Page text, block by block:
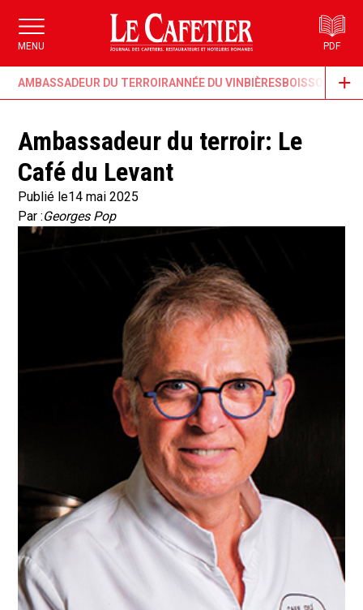
MENU PDF
AMBASSADEUR DU TERROIRANNÉE DU VINBIÈRESBOISSONS &
Ambassadeur du terroir: Le
Café du Levant
Publié le14 mai 2025
Par :Georges Pop